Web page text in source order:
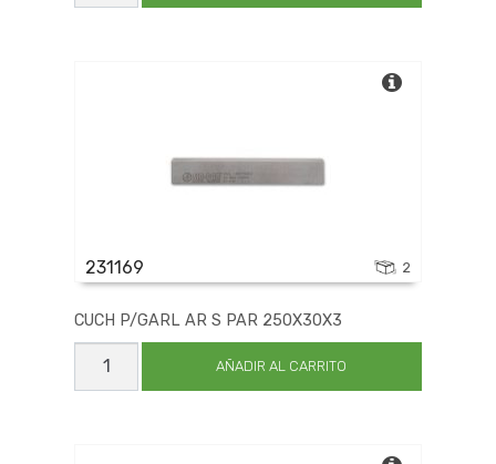
231169 2
CUCH P/GARL AR S PAR 250X30X3
CUCH
P/GARL
AÑADIR AL CARRITO